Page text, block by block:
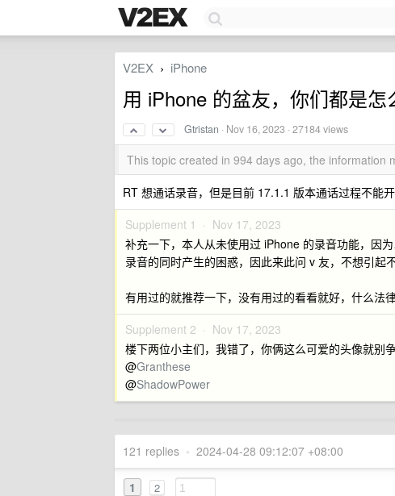
V2EX › iPhone
用 iPhone 的盆友，你们都是
Gtristan · Nov 16, 2023 · 27184 views
This topic created in 994 days ago, the information
RT 想通话录音，但是目前 17.1.1 版本通话过程不能
Supplement 1 · Nov 17, 2023
补充一下，本人从未使用过 iPhone 的录音功能，因
录音的同时产生的困惑，因此来此问 v 友，不想引起
有用过的就推荐一下，没有用过的看看就好，什么法
Supplement 2 · Nov 17, 2023
楼下两位小主们，我错了，你俩这么可爱的头像就别
@Granthese
@ShadowPower
121 replies • 2024-04-28 09:12:07 +08:00
1 2